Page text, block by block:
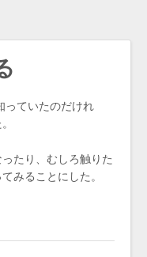
っていたのだけれ
たり、むしろ触りた
みることにした。